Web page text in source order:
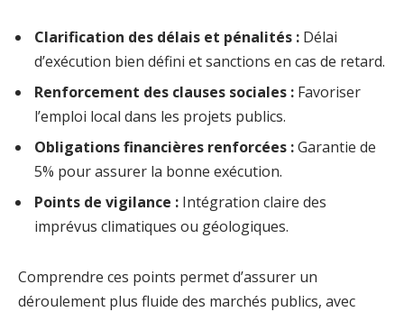
Clarification des délais et pénalités : Délai
d’exécution bien défini et sanctions en cas de retard.
Renforcement des clauses sociales : Favoriser
l’emploi local dans les projets publics.
Obligations financières renforcées :Garantie de
5% pour assurer la bonne exécution.
Points de vigilance : Intégration claire des
imprévus climatiques ou géologiques.
Comprendre ces points permet d’assurer un
déroulement plus fluide des marchés publics, avec